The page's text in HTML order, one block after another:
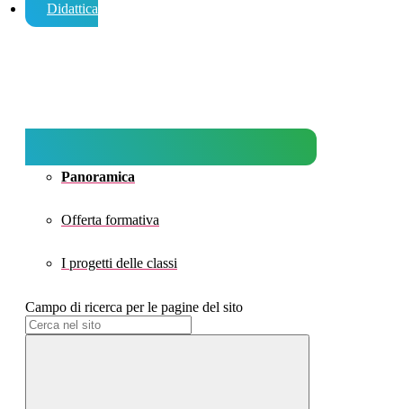
Didattica
Panoramica
Offerta formativa
I progetti delle classi
Campo di ricerca per le pagine del sito